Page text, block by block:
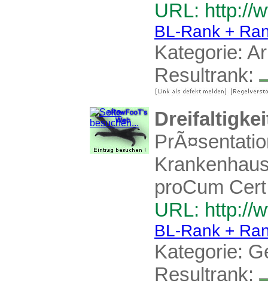
URL: http://
BL-Rank +
Kategorie:
Resultrank:
proCum
URL: http://
BL-Rank +
Kategorie:
Resultrank: